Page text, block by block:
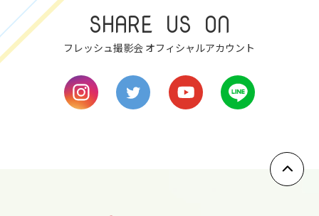
sat
sun
SHARE US ON
フレッシュ撮影会 オフィシャルアカウント